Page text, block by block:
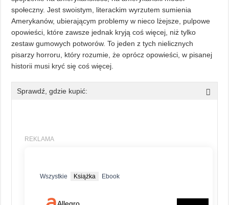
społeczny. Jest swoistym, literackim wyrzutem sumienia
Amerykanów, ubierającym problemy w nieco lżejsze, pulpowe
opowieści, które zawsze jednak kryją coś więcej, niż tylko
zestaw gumowych potworów. To jeden z tych nielicznych
pisarzy horroru, który rozumie, że oprócz opowieści, w pisanej
historii musi kryć się coś więcej.
Sprawdź, gdzie kupić: